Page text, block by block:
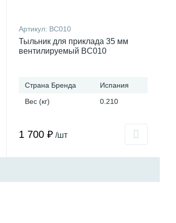
Артикул: BC010
Тыльник для приклада 35 мм
вентилируемый BC010
Страна Бренда
Испания
Вес (кг)
0.210
1 700 ₽ /шт